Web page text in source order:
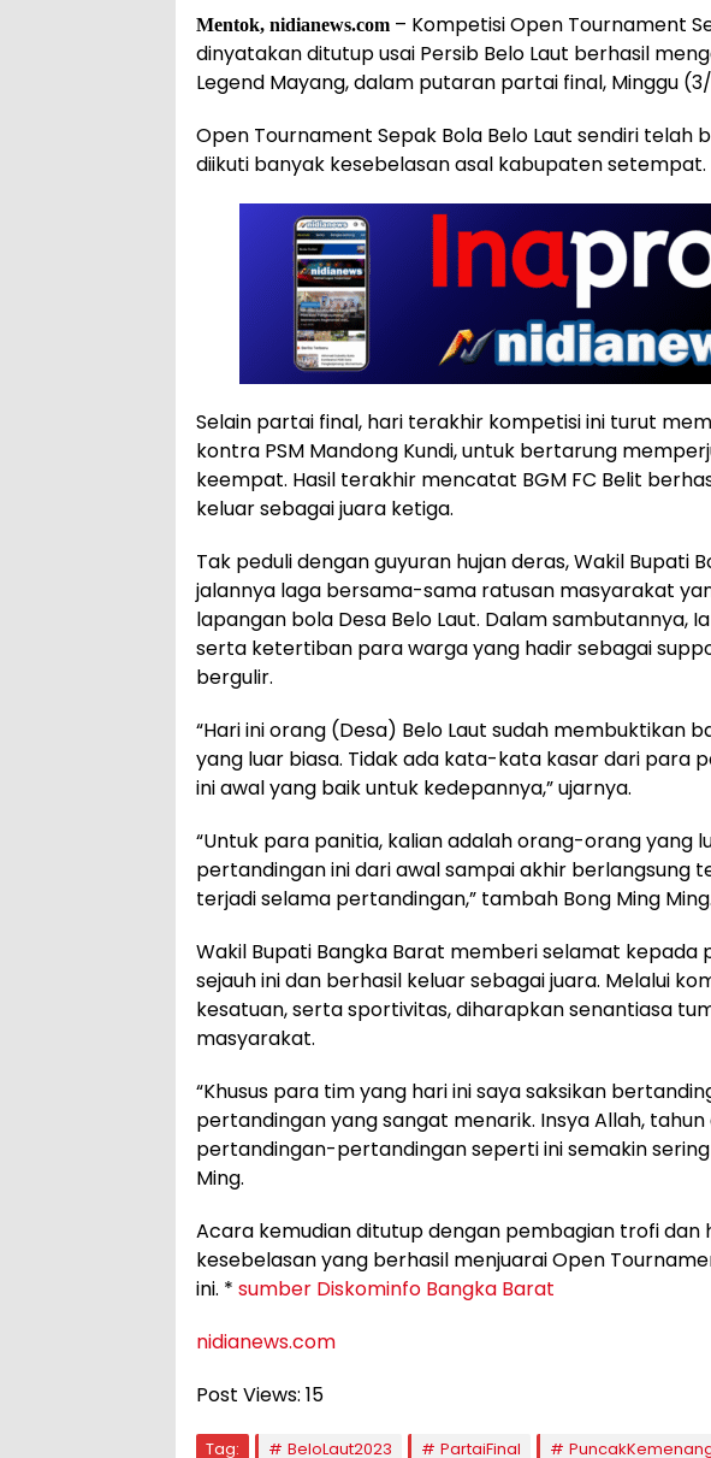
Mentok, nidianews.com – Kompetisi Open Tournament
dinyatakan ditutup usai Persib Belo Laut berhasil
Legend Mayang, dalam putaran partai final, Minggu
Open Tournament Sepak Bola Belo Laut sendiri telah
diikuti banyak kesebelasan asal kabupaten setempat.
Selain partai final, hari terakhir kompetisi ini turut
kontra PSM Mandong Kundi, untuk bertarung
keempat. Hasil terakhir mencatat BGM FC Belit
keluar sebagai juara ketiga.
Tak peduli dengan guyuran hujan deras, Wakil Bupati
jalannya laga bersama-sama ratusan masyarakat
lapangan bola Desa Belo Laut. Dalam sambutannya,
serta ketertiban para warga yang hadir sebagai
bergulir.
“Hari ini orang (Desa) Belo Laut sudah membuktikan
yang luar biasa. Tidak ada kata-kata kasar dari para
ini awal yang baik untuk kedepannya,” ujarnya.
“Untuk para panitia, kalian adalah orang-orang yang
pertandingan ini dari awal sampai akhir berlangsung
terjadi selama pertandingan,” tambah Bong Ming Ming.
Wakil Bupati Bangka Barat memberi selamat
sejauh ini dan berhasil keluar sebagai juara. Melalui
kesatuan, serta sportivitas, diharapkan senantiasa
masyarakat.
“Khusus para tim yang hari ini saya saksikan
pertandingan yang sangat menarik. Insya Allah,
pertandingan-pertandingan seperti ini semakin sering
Ming.
Acara kemudian ditutup dengan pembagian trofi dan
kesebelasan yang berhasil menjuarai Open
ini. * sumber Diskominfo Bangka Barat
nidianews.com
Post Views: 15
Tag: BeloLaut2023 PartaiFinal